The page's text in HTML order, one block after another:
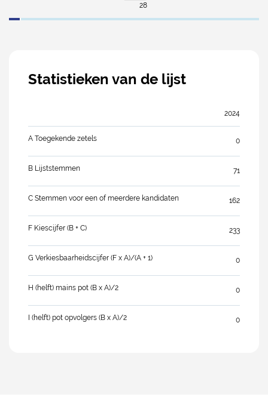
28
Statistieken van de lijst
2024
A Toegekende zetels 0
B Lijststemmen 71
C Stemmen voor een of meerdere kandidaten 162
F Kiescijfer (B + C) 233
G Verkiesbaarheidscijfer (F x A)/(A + 1) 0
H (helft) mains pot (B x A)/2 0
I (helft) pot opvolgers (B x A)/2 0